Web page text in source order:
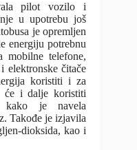
pilot vozilo i
u upotrebu još
je opremljen
energiju potrebnu
mobilne telefone,
elektronske čitače
koristiti i za
će i dalje koristiti
kako je navela
Takođe je izjavila
dioksida, kao i